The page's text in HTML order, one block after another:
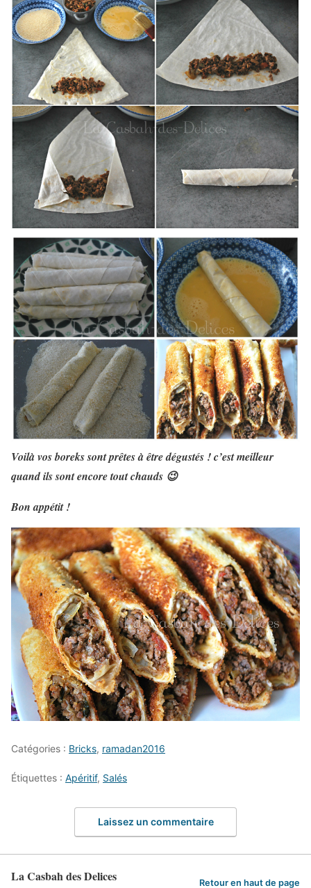
Voilà vos boreks sont prêtes à être dégustés ! c’est meilleur
quand ils sont encore tout chauds 😉
Bon appétit !
Catégories : Bricks, ramadan2016
Étiquettes : Apéritif, Salés
Laissez un commentaire
La Casbah des Delices Retour en haut de page